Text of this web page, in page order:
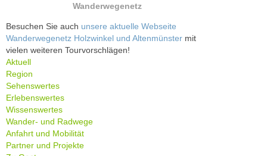
Wanderwegenetz
Besuchen Sie auch unsere aktuelle Webseite
Wanderwegenetz Holzwinkel und Altenmünster mit
vielen weiteren Tourvorschlägen!
Aktuell
Region
Sehenswertes
Erlebenswertes
Wissenswertes
Wander- und Radwege
Anfahrt und Mobilität
Partner und Projekte